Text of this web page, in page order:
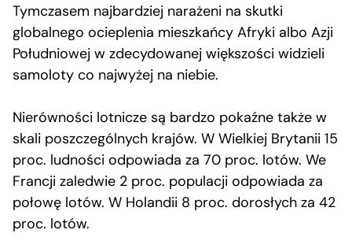
Tymczasem najbardziej narażeni na skutki
globalnego ocieplenia mieszkańcy Afryki albo Azji
Południowej w zdecydowanej większości widzieli
samoloty co najwyżej na niebie.
Nierówności lotnicze są bardzo pokaźne także w
skali poszczególnych krajów. W Wielkiej Brytanii 15
proc. ludności odpowiada za 70 proc. lotów. We
Francji zaledwie 2 proc. populacji odpowiada za
połowę lotów. W Holandii 8 proc. dorosłych za 42
proc. lotów.